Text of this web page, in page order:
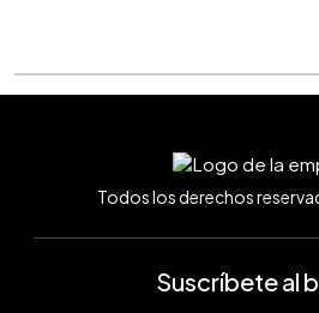
Todos los derechos
Suscríbete al